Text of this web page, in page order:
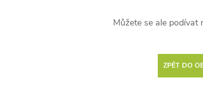
Můžete se ale podívat
ZPĚT DO